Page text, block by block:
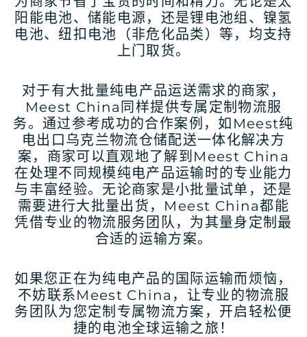
阳能电池、储能电源，还是锂电池组、镍氢
电池、纽扣电池（非危化品类）等，均支持
上门取货。
对于有大批量纯电产品运送需求的商家，
Meest China同样提供专属定制物流服
务。通过参考成功的合作案例，如Meest纯
电出口乌克兰物流仓储配送一体化解决方
案，商家可以直观地了解到Meest China
在处理不同规模纯电产品运输时的专业能力
与丰富经验。无论商家是小批量试单，还是
需要进行大批量出货，Meest China都能
凭借专业的物流服务团队，为其量身定制最
合适的运输方案。
如果您正在为纯电产品的国际运输而烦恼，
不妨联系Meest China，让专业的物流服
务团队为您定制专属物流方案，开启轻松便
捷的电池全球运输之旅！